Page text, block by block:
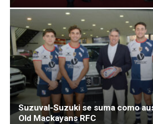
Suzuval-Suzuki se suma como
Old Mackayans RFC